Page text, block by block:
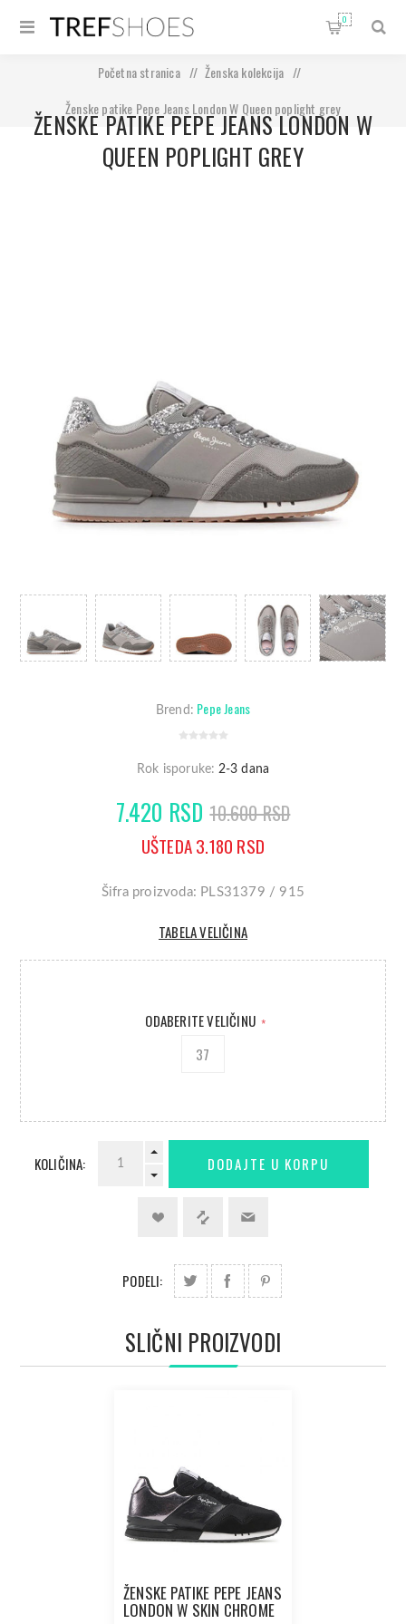
0
Početna stranica / Ženska kolekcija
/
Ženske patike Pepe Jeans London W Queen poplight grey
ŽENSKE PATIKE PEPE JEANS LONDON W
QUEEN POPLIGHT GREY
Brend: Pepe Jeans
Rok isporuke: 2-3 dana
7.420 RSD 10.600 RSD
UŠTEDA 3.180 RSD
Šifra proizvoda: PLS31379 / 915
TABELA VELIČINA
ODABERITE VELIČINU *
37
KOLIČINA:
PODELI:
SLIČNI PROIZVODI
ŽENSKE PATIKE PEPE JEANS
LONDON W SKIN CHROME